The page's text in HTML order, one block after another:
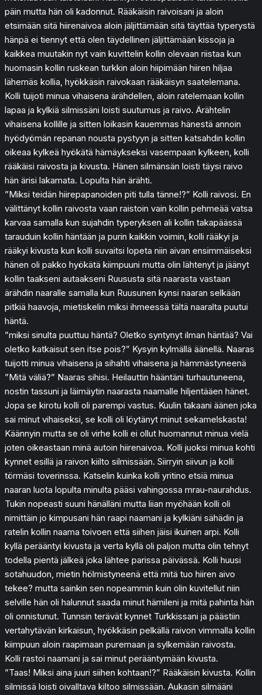
päin mutta hän oli kadonnut. Rääkäisin raivoisani ja aloin
etsimään sitä hiirenaivoa aloin jäljittämään sitä täyttää typerystä
hänpä ei tiennyt että olen täydellinen jäljittämään kissoja ja
kaikkea muutakin nyt vain kuvittelin kollin olevaan riistaa kun
huomasin kollin ruskean turkkin aloin hiipimään hiiren hiljaa
lähemäs kollia, hyökkäsin raivokaan rääkäisyn saatelemana.
Kolli tuijoti minua vihaisena ärähdellen, aloin ratelemaan kollin
lapaa ja kylkiä silmissäni loisti suutumus ja raivo. Ärähtelin
vihaisena kollille ja sitten loikasin kauemmas hänestä annoin
hyödyömän repanan nousta pystyyn ja sitten katsahdin kollin
oikeaa kylkeä hyökätä hämäykseksi vasempaan kylkeen, kolli
rääkäisi raivosta ja kivusta. Hänen silmänsän loisti täysi raivo
hän ärisi lakamata. Lopulta hän ärähti.
”Miksi teidän hiirepapanoiden piti tulla tänne!?” Kolli raivosi. En
välittänyt kollin raivosta vaan raistoin vain kollin pehmeää vatsa
karvaa samalla kun sujahdin typeryksen ali kollin takapäässä
tarauduin kollin häntään ja purin kaikkin voimin, kolli rääkyi ja
rääkyi kivusta kun kolli suvaitsi lopeta niin aivan ensimmäiseksi
hänen oli pakko hyökätä kiimpuuni mutta olin lähtenyt ja jäänyt
kollin taakseni autaakseni Ruususta sitä naarasta vastaan
ärähdin naaralle samalla kun Ruusunen kynsi naaran selkään
pitkiä haavoja, mietiskelin miksi ihmeessä tältä naaralta puutui
häntä.
”miksi sinulta puuttuu häntä? Oletko syntynyt ilman häntää? Vai
oletko katkaisut sen itse pois?” Kysyin kylmällä äänellä. Naaras
tuijotti minua vihaisena ja sihahti vihaisena ja hämmästyneenä
”Mitä väliä?” Naaras sihisi. Heilauttin hääntäni turhautuneena,
nostin tassuni ja läimäytin naarasta naamalle hiljentääen hänet.
Jopa se kirotu kolli oli parempi vastus. Kuulin takaani äänen joka
sai minut vihaiseksi, se kolli oli löytänyt minut sekamelskasta!
Käännyin mutta se oli virhe kolli ei ollut huomannut minua vielä
joten oikeastaan minä autoin hiirenaivoa. Kolli juoksi minua kohti
kynnet esillä ja raivon kiilto silmissään. Siirryin siivun ja kolli
törmäsi toverinssa. Katselin kuinka kolli yritino etsiä minua
naaran luota lopulta minulta pääsi vahingossa mrau-naurahdus.
Tukin nopeasti suuni hänälläni mutta liian myöhään kolli oli
nimittäin jo kimpusani hän raapi naamani ja kylkiäni sähädin ja
ratelin kollin naama toivoen että siihen jäisi ikuinen arpi. Kolli
kyllä perääntyi kivusta ja verta kyllä oli paljon mutta olin tehnyt
todella pientä jälkeä joka lähtee parissa päivässä. Kolli huusi
sotahuudon, mietin hölmistyneenä että mitä tuo hiiren aivo
tekee? mutta sainkin sen nopeammin kuin olin kuvitellut niin
selville hän oli halunnut saada minut hämileni ja mitä pahinta hän
oli onnistunut. Tunnsin terävät kynnet Turkkissani ja päästiin
vertahytävän kirkaisun, hyökkäsin pelkällä raivon vimmalla kollin
kiimpuun aloin raapimaan puremaan ja sylkemään raivosta.
Kolli rastoi naamani ja sai minut perääntymään kivusta.
”Taas! Miksi aina juuri siihen kohtaan!?” Rääkäisin kivusta. Kollin
silmissä loisti oivalltava kiltoo silmissään. Aukasin silmääni